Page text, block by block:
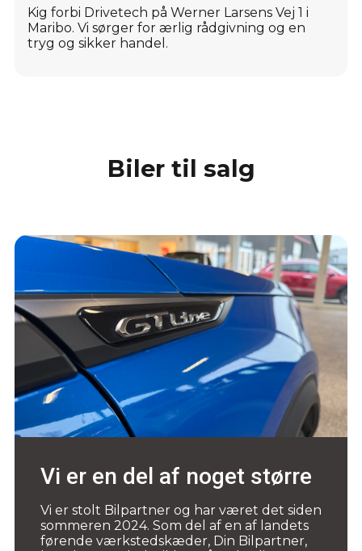
Kig forbi Drivetech på Werner Larsens Vej 1 i
Maribo. Vi sørger for ærlig rådgivning og en
tryg og sikker handel.
Biler til salg
Vi er en del af noget større
Vi er stolt Bilpartner og har været det siden
sommeren 2024. Som del af en af landets
førende værkstedskæder, Din Bilpartner,